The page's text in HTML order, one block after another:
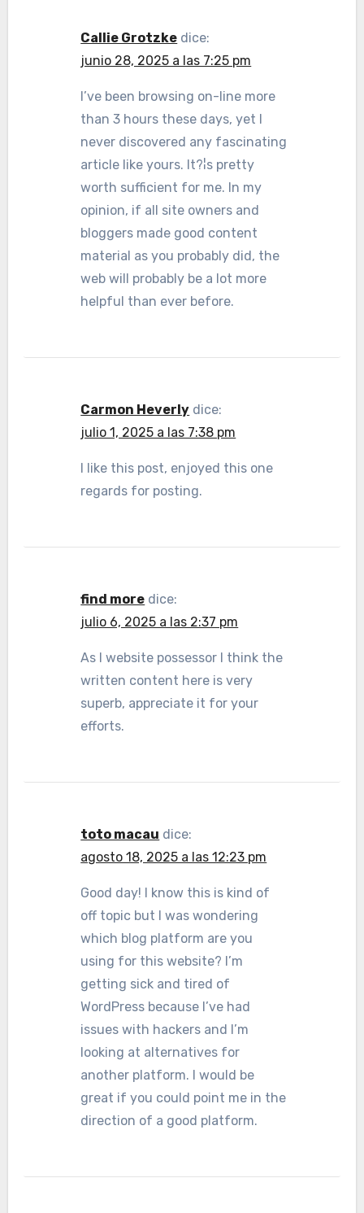
Callie Grotzke dice:
junio 28, 2025 a las 7:25 pm
I’ve been browsing on-line more
than 3 hours these days, yet I
never discovered any fascinating
article like yours. It?¦s pretty
worth sufficient for me. In my
opinion, if all site owners and
bloggers made good content
material as you probably did, the
web will probably be a lot more
helpful than ever before.
Carmon Heverly dice:
julio 1, 2025 a las 7:38 pm
I like this post, enjoyed this one
regards for posting.
find more dice:
julio 6, 2025 a las 2:37 pm
As I website possessor I think the
written content here is very
superb, appreciate it for your
efforts.
toto macau dice:
agosto 18, 2025 a las 12:23 pm
Good day! I know this is kind of
off topic but I was wondering
which blog platform are you
using for this website? I’m
getting sick and tired of
WordPress because I’ve had
issues with hackers and I’m
looking at alternatives for
another platform. I would be
great if you could point me in the
direction of a good platform.